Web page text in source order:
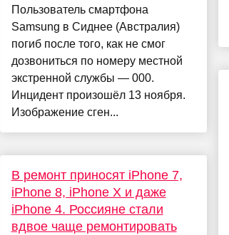
Пользователь смартфона
Samsung в Сиднее (Австралия)
погиб после того, как не смог
дозвониться по номеру местной
экстренной службы — 000.
Инцидент произошёл 13 ноября.
Изображение сген...
В ремонт приносят iPhone 7,
iPhone 8, iPhone X и даже
iPhone 4. Россияне стали
вдвое чаще ремонтировать